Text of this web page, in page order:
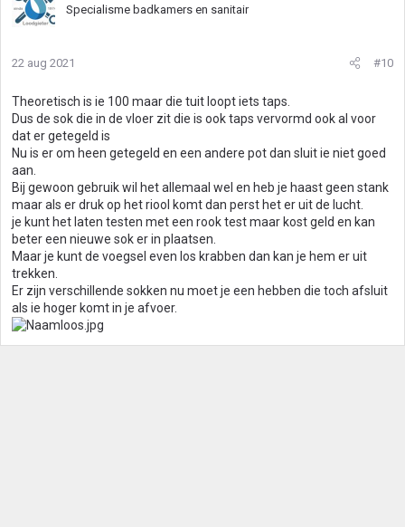
Specialisme badkamers en sanitair
22 aug 2021 #10
Theoretisch is ie 100 maar die tuit loopt iets taps.
Dus de sok die in de vloer zit die is ook taps vervormd ook al voor
dat er getegeld is
Nu is er om heen getegeld en een andere pot dan sluit ie niet goed
aan.
Bij gewoon gebruik wil het allemaal wel en heb je haast geen stank
maar als er druk op het riool komt dan perst het er uit de lucht.
je kunt het laten testen met een rook test maar kost geld en kan
beter een nieuwe sok er in plaatsen.
Maar je kunt de voegsel even los krabben dan kan je hem er uit
trekken.
Er zijn verschillende sokken nu moet je een hebben die toch afsluit
als ie hoger komt in je afvoer.